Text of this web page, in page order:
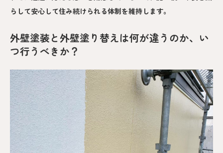
らして安心して住み続けられる体制を維持します。
外壁塗装と外壁塗り替えは何が違うのか、い
つ行うべきか？